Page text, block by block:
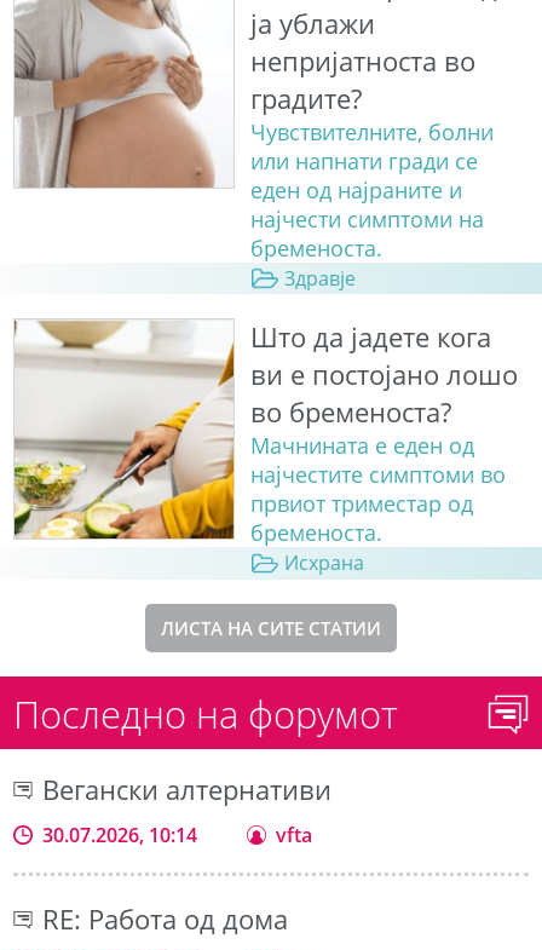
ја ублажи
непријатноста во
градите?
Чувствителните, болни
или напнати гради се
еден од најраните и
најчести симптоми на
бременоста.
Здравје
Што да јадете кога
ви е постојано лошо
во бременоста?
Мачнината е еден од
најчестите симптоми во
првиот триместар од
бременоста.
Исхрана
ЛИСТА НА СИТЕ СТАТИИ
Последно на форумот
Вегански алтернативи
30.07.2026, 10:14 vfta
RE: Работа од дома